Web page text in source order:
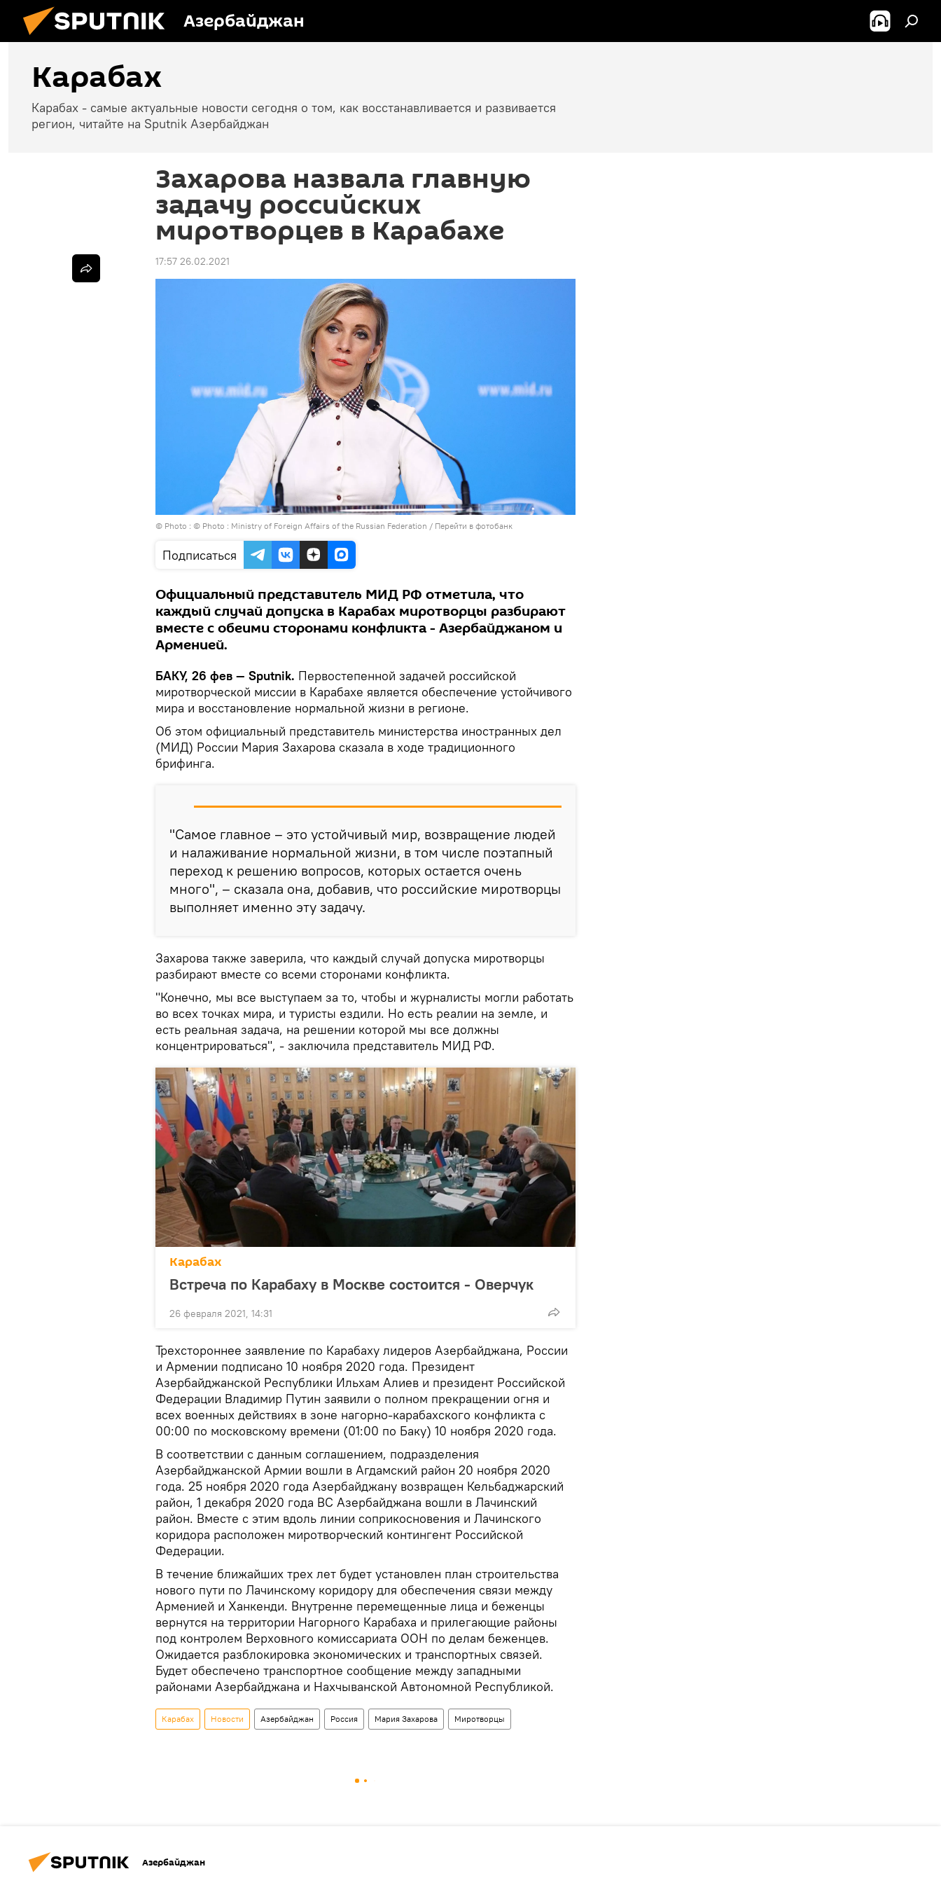
Азербайджан
Карабах
Карабах - самые актуальные новости сегодня о том, как восстанавливается и развивается
регион, читайте на Sputnik Азербайджан
Захарова назвала главную
задачу российских
миротворцев в Карабахе
17:57 26.02.2021
© Photo : © Photo : Ministry of Foreign Affairs of the Russian Federation / Перейти в фотобанк
Подписаться
Официальный представитель МИД РФ отметила, что
каждый случай допуска в Карабах миротворцы разбирают
вместе с обеими сторонами конфликта - Азербайджаном и
Арменией.
БАКУ, 26 фев — Sputnik. Первостепенной задачей российской
миротворческой миссии в Карабахе является обеспечение устойчивого
мира и восстановление нормальной жизни в регионе.
Об этом официальный представитель министерства иностранных дел
(МИД) России Мария Захарова сказала в ходе традиционного
брифинга.
"Самое главное – это устойчивый мир, возвращение людей
и налаживание нормальной жизни, в том числе поэтапный
переход к решению вопросов, которых остается очень
много", – сказала она, добавив, что российские миротворцы
выполняет именно эту задачу.
Захарова также заверила, что каждый случай допуска миротворцы
разбирают вместе со всеми сторонами конфликта.
"Конечно, мы все выступаем за то, чтобы и журналисты могли работать
во всех точках мира, и туристы ездили. Но есть реалии на земле, и
есть реальная задача, на решении которой мы все должны
концентрироваться", - заключила представитель МИД РФ.
Карабах
Встреча по Карабаху в Москве состоится - Оверчук
26 февраля 2021, 14:31
Трехстороннее заявление по Карабаху лидеров Азербайджана, России
и Армении подписано 10 ноября 2020 года. Президент
Азербайджанской Республики Ильхам Алиев и президент Российской
Федерации Владимир Путин заявили о полном прекращении огня и
всех военных действиях в зоне нагорно-карабахского конфликта с
00:00 по московскому времени (01:00 по Баку) 10 ноября 2020 года.
В соответствии с данным соглашением, подразделения
Азербайджанской Армии вошли в Агдамский район 20 ноября 2020
года. 25 ноября 2020 года Азербайджану возвращен Кельбаджарский
район, 1 декабря 2020 года ВС Азербайджана вошли в Лачинский
район. Вместе с этим вдоль линии соприкосновения и Лачинского
коридора расположен миротворческий контингент Российской
Федерации.
В течение ближайших трех лет будет установлен план строительства
нового пути по Лачинскому коридору для обеспечения связи между
Арменией и Ханкенди. Внутренне перемещенные лица и беженцы
вернутся на территории Нагорного Карабаха и прилегающие районы
под контролем Верховного комиссариата ООН по делам беженцев.
Ожидается разблокировка экономических и транспортных связей.
Будет обеспечено транспортное сообщение между западными
районами Азербайджана и Нахчыванской Автономной Республикой.
Карабах Новости Азербайджан Россия Мария Захарова Миротворцы
Азербайджан